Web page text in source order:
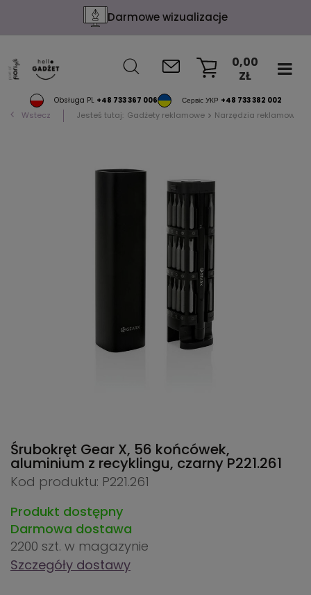
Darmowe wizualizacje
Obsługa PL +48 733 367 006 Сервіс УКР +48 733 382 002
0,00
ZŁ
Wstecz Jesteś tutaj: Gadżety reklamowe Narzędzia reklamowe
Śrubokręt Gear X, 56 końcówek,
aluminium z recyklingu, czarny P221.261
Kod produktu: P221.261
Produkt dostępny
Darmowa dostawa
2200 szt. w magazynie
Szczegóły dostawy